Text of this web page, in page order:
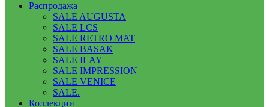
Распродажа
SALE AUGUSTA
SALE LCS
SALE RETRO MAT
SALE BASAK
SALE ILAY
SALE IMPRESSION
SALE VENICE
SALE.
Коллекции